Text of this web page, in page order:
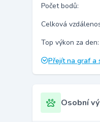
Počet bodů:
Celková
Top výkon za den:
Přejít na graf a
Osobní